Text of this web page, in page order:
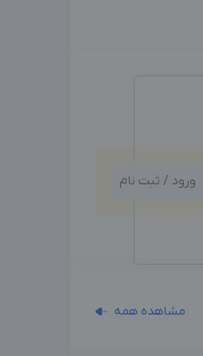
ورود / ثبت نام
مشاهده همه